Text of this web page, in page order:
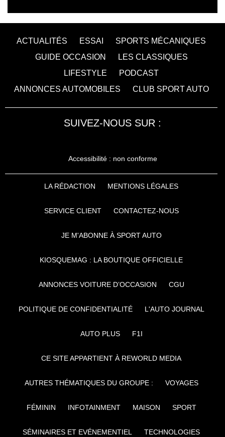
ACTUALITÉS ESSAI
SPORTS MÉCANIQUES
GUIDE OCCASION
LES CLASSIQUES
LIFESTYLE
PODCAST
ANNONCES AUTOMOBILES
CLUB SPORT AUTO
SUIVEZ-NOUS SUR :
Accessibilité : non conforme
LA RÉDACTION MENTIONS LÉGALES
SERVICE CLIENT CONTACTEZ-NOUS
JE M'ABONNE À SPORT AUTO
KIOSQUEMAG : LA BOUTIQUE OFFICIELLE
ANNONCES VOITURE D’OCCASION CGU
POLITIQUE DE CONFIDENTIALITÉ L'AUTO JOURNAL
AUTO PLUS F1I
CE SITE APPARTIENT À REWORLD MEDIA
AUTRES THÉMATIQUES DU GROUPE : VOYAGES
FÉMININ INFOTAINMENT MAISON SPORT
SÉMINAIRES ET EVÉNEMENTIEL TECHNOLOGIES